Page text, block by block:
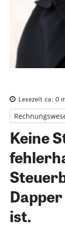
Lesezeit ca: 0
Keine
ist.